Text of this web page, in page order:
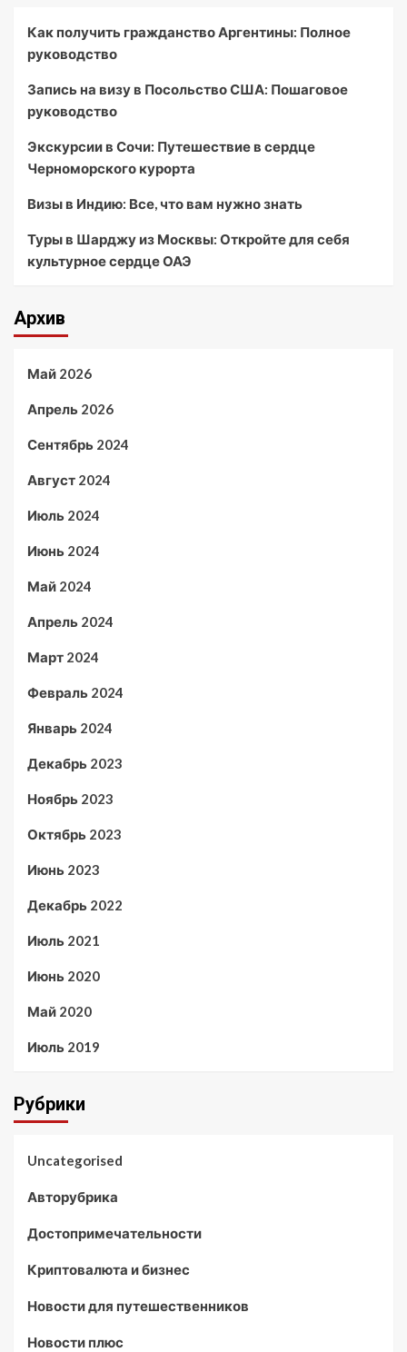
Как получить гражданство Аргентины: Полное
руководство
Запись на визу в Посольство США: Пошаговое
руководство
Экскурсии в Сочи: Путешествие в сердце
Черноморского курорта
Визы в Индию: Все, что вам нужно знать
Туры в Шарджу из Москвы: Откройте для себя
культурное сердце ОАЭ
Архив
Май 2026
Апрель 2026
Сентябрь 2024
Август 2024
Июль 2024
Июнь 2024
Май 2024
Апрель 2024
Март 2024
Февраль 2024
Январь 2024
Декабрь 2023
Ноябрь 2023
Октябрь 2023
Июнь 2023
Декабрь 2022
Июль 2021
Июнь 2020
Май 2020
Июль 2019
Рубрики
Uncategorised
Авторубрика
Достопримечательности
Криптовалюта и бизнес
Новости для путешественников
Новости плюс